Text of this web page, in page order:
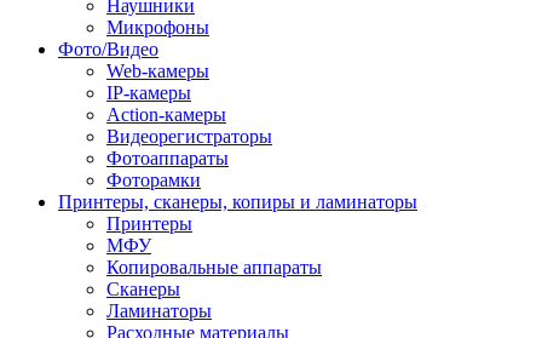
Наушники
Микрофоны
Фото/Видео
Web-камеры
IP-камеры
Action-камеры
Видеорегистраторы
Фотоаппараты
Фоторамки
Принтеры, сканеры, копиры и ламинаторы
Принтеры
МФУ
Копировальные аппараты
Сканеры
Ламинаторы
Расходные материалы